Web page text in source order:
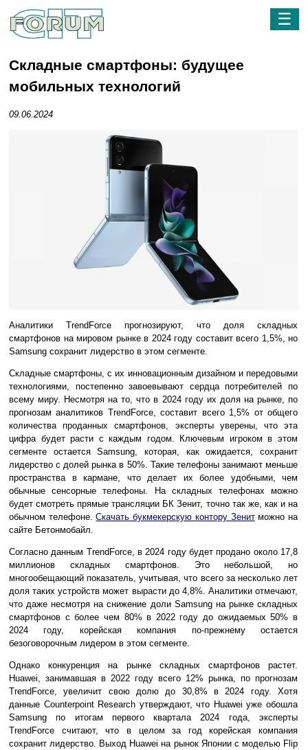
☰
Складные смартфоны: будущее
мобильных технологий
09.06.2024
Аналитики TrendForce прогнозируют, что доля складных
смартфонов на мировом рынке в 2024 году составит всего 1,5%, но
Samsung сохранит лидерство в этом сегменте.
Складные смартфоны, с их инновационным дизайном и передовыми
технологиями, постепенно завоевывают сердца потребителей по
всему миру. Несмотря на то, что в 2024 году их доля на рынке, по
прогнозам аналитиков TrendForce, составит всего 1,5% от общего
количества проданных смартфонов, эксперты уверены, что эта
цифра будет расти с каждым годом. Ключевым игроком в этом
сегменте остается Samsung, которая, как ожидается, сохранит
лидерство с долей рынка в 50%. Такие телефоны занимают меньше
пространства в кармане, что делает их более удобными, чем
обычные сенсорные телефоны. На складных телефонах можно
будет смотреть прямые трансляции БК Зенит, точно так же, как и на
обычном телефоне.Скачать букмекерскую контору Зенитможно на
сайте Бетонмобайл.
Согласно данным TrendForce, в 2024 году будет продано около 17,8
миллионов складных смартфонов. Это небольшой, но
многообещающий показатель, учитывая, что всего за несколько лет
доля таких устройств может вырасти до 4,8%. Аналитики отмечают,
что даже несмотря на снижение доли Samsung на рынке складных
смартфонов с более чем 80% в 2022 году до ожидаемых 50% в
2024 году, корейская компания по-прежнему остается
безоговорочным лидером в этом сегменте.
Однако конкуренция на рынке складных смартфонов растет.
Huawei, занимавшая в 2022 году всего 12% рынка, по прогнозам
TrendForce, увеличит свою долю до 30,8% в 2024 году. Хотя
данные Counterpoint Research утверждают, что Huawei уже обошла
Samsung по итогам первого квартала 2024 года, эксперты
TrendForce считают, что в целом за год корейская компания
сохранит лидерство. Выход Huawei на рынок Японии с моделью Flip